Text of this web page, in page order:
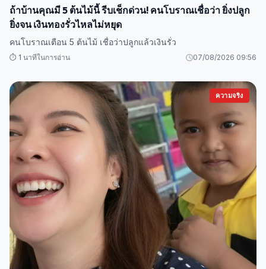
ถ้าบ้านคุณมี 5 ต้นไม้นี้ รีบเช็กด่วน! คนโบราณเชื่อว่า ยิ่งปลูก
ยิ่งจน เงินทองรั่วไหลไม่หยุด
คนโบราณเตือน 5 ต้นไม้ เชื่อว่าปลูกแล้วเงินรั่ว
⏱️ 1 นาทีในการอ่าน 07/08/2026 09:56
ความจริง